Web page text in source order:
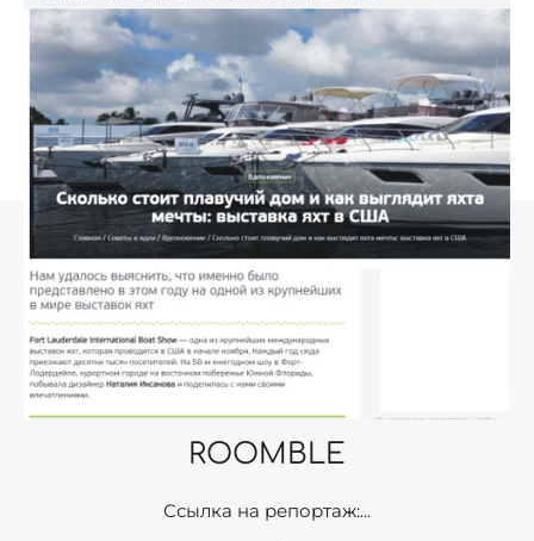
ROOMBLE
Ссылка на репортаж:...